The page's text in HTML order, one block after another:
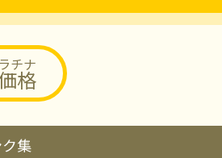
チナ
格
集